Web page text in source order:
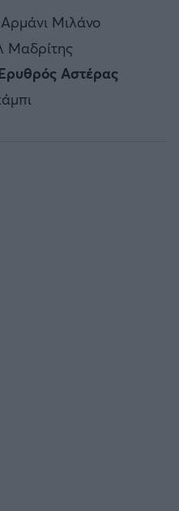
Μιλάνο
Μαδρίτης
Αστέρας